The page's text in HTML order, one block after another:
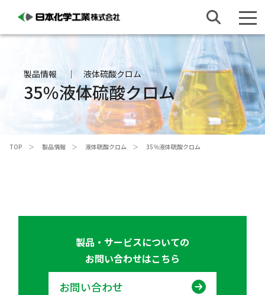
製品情報 液体硫酸クロム
35％液体硫酸クロム
TOP 製品情報 液体硫酸クロム 35％液体硫酸クロム
製品・サービスについての
お問い合わせはこちら
お問い合わせ